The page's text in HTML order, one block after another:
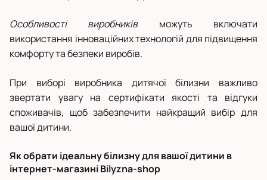
Особливості виробниківможуть включати
використання інноваційних технологій для підвищення
комфорту та безпеки виробів.
При виборі виробника дитячої білизни важливо
звертати увагу на сертифікати якості та відгуки
споживачів, щоб забезпечити найкращий вибір для
вашої дитини.
Як обрати ідеальну білизну для вашої дитини в
інтернет-магазині Bilyzna-shop